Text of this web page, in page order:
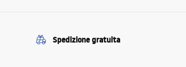
Spedizione gratuita